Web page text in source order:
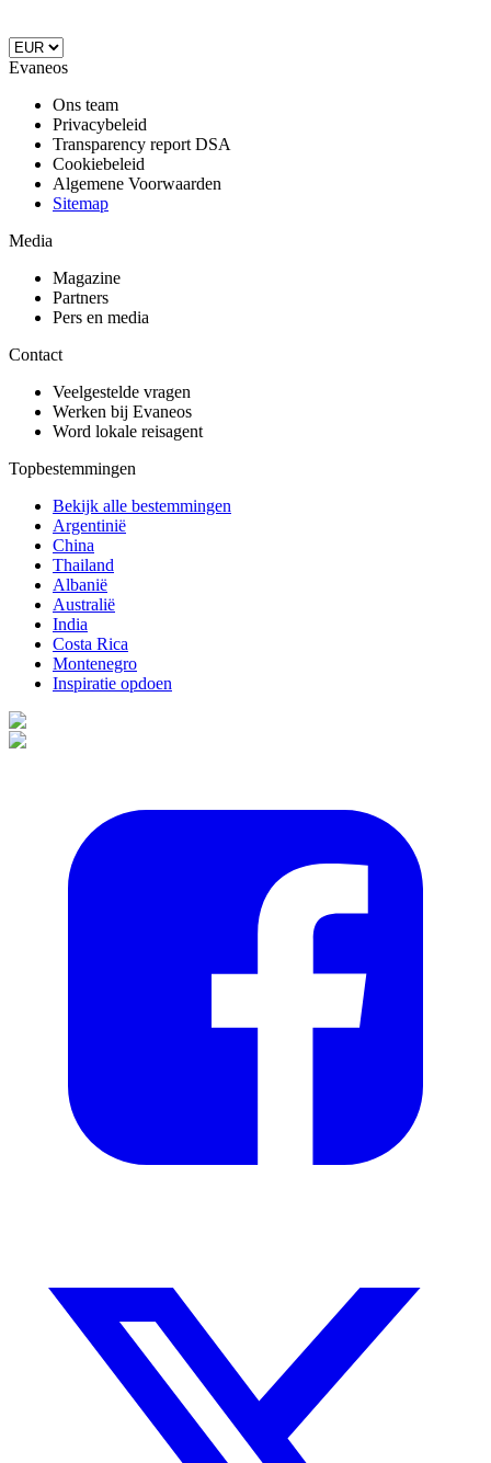
Evaneos
Ons team
Privacybeleid
Transparency report DSA
Cookiebeleid
Algemene Voorwaarden
Sitemap
Media
Magazine
Partners
Pers en media
Contact
Veelgestelde vragen
Werken bij Evaneos
Word lokale reisagent
Topbestemmingen
Bekijk alle bestemmingen
Argentinië
China
Thailand
Albanië
Australië
India
Costa Rica
Montenegro
Inspiratie opdoen